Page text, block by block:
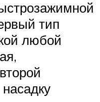
тип
любой